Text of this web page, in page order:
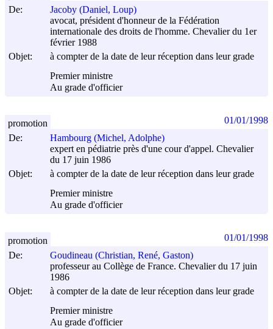
De:
Jacoby (Daniel, Loup)
avocat, président d'honneur de la Fédération
internationale des droits de l'homme. Chevalier du 1er
février 1988
Objet:
à compter de la date de leur réception dans leur grade
Premier ministre
Au grade d'officier
De:
Hambourg (Michel, Adolphe)
expert en pédiatrie près d'une cour d'appel. Chevalier
du 17 juin 1986
Objet:
à compter de la date de leur réception dans leur grade
Premier ministre
Au grade d'officier
promotion 01/01/1998
De:
Goudineau (Christian, René, Gaston)
professeur au Collège de France. Chevalier du 17 juin
1986
Objet:
à compter de la date de leur réception dans leur grade
Premier ministre
Au grade d'officier
promotion 01/01/1998